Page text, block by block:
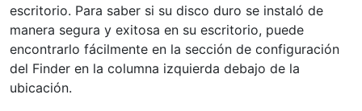
escritorio. Para saber si su disco duro se instaló de
manera segura y exitosa en su escritorio, puede
encontrarlo fácilmente en la sección de configuración
del Finder en la columna izquierda debajo de la
ubicación.